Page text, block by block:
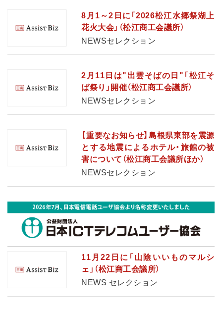
8月1～2日に「2026松江水郷祭湖上
花火大会」（松江商工会議所）
NEWSセレクション
2月11日は"出雲そばの日"「松江そ
ば祭り」開催（松江商工会議所）
NEWSセレクション
【重要なお知らせ】島根県東部を震源
とする地震によるホテル・旅館の被
害について（松江商工会議所ほか）
NEWSセレクション
11月22日に「山陰いいものマルシ
ェ」（松江商工会議所）
NEWS セレクション